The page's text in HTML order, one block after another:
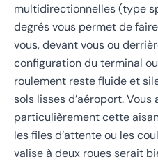
multidirectionnelles (type
degrés vous permet de
vous, devant vous ou
configuration du terminal
roulement reste fluide et
sols lisses d’aéroport. Vous
particulièrement cette
les files d’attente ou les
valise à deux roues serait